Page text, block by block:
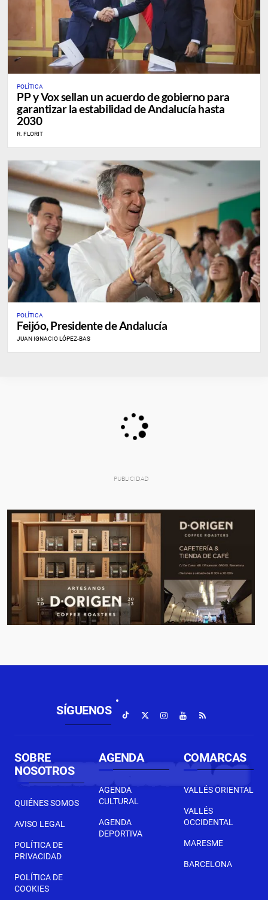
POLÍTICA
PP y Vox sellan un acuerdo de gobierno para
garantizar la estabilidad de Andalucía hasta
2030
R. FLORIT
POLÍTICA
Feijóo, Presidente de Andalucía
JUAN IGNACIO LÓPEZ-BAS
SÍGUENOS
SOBRE
NOSOTROS
QUIÉNES SOMOS
AVISO LEGAL
POLÍTICA DE
PRIVACIDAD
POLÍTICA DE
COOKIES
AGENDA
AGENDA
CULTURAL
AGENDA
DEPORTIVA
COMARCAS
VALLÉS ORIENTAL
VALLÉS
OCCIDENTAL
MARESME
BARCELONA